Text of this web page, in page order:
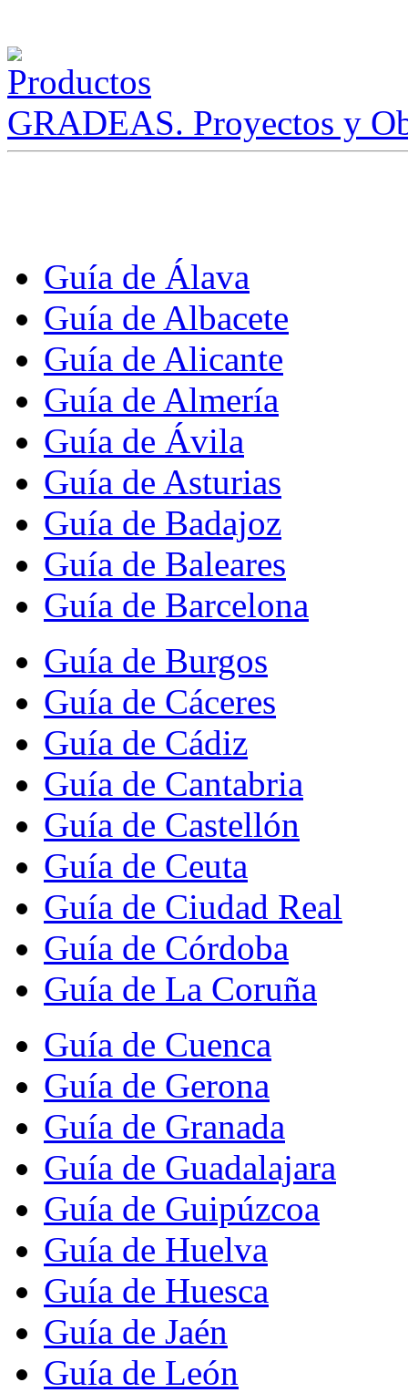
GRADEAS. Proyectos y
Guía de Álava
Guía de Albacete
Guía de Alicante
Guía de Almería
Guía de Ávila
Guía de Asturias
Guía de Badajoz
Guía de Baleares
Guía de Barcelona
Guía de Burgos
Guía de Cáceres
Guía de Cádiz
Guía de Cantabria
Guía de Castellón
Guía de Ceuta
Guía de Ciudad Real
Guía de Córdoba
Guía de La Coruña
Guía de Cuenca
Guía de Gerona
Guía de Granada
Guía de Guadalajara
Guía de Guipúzcoa
Guía de Huelva
Guía de Huesca
Guía de Jaén
Guía de León